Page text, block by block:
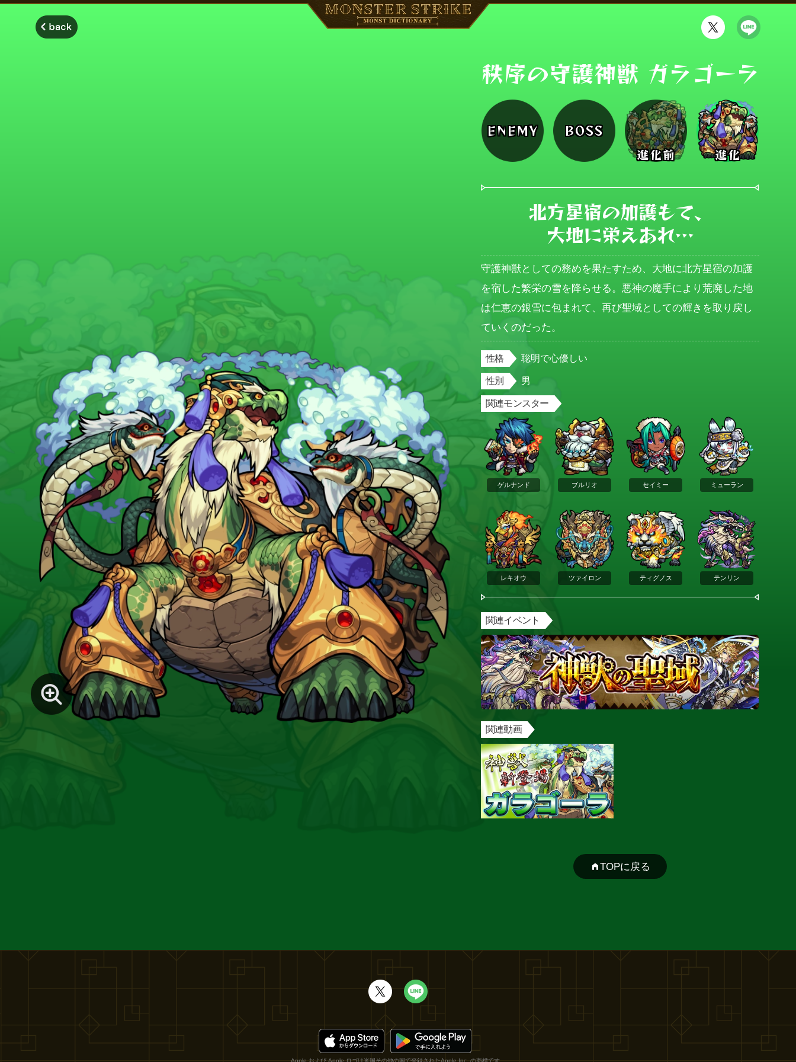
モンスターストライク モンストディクショナリー
秩序の守護神獣 ガラゴーラ
ENEMY
BOSS
進化前
進化
北方星宿の加護もて、
大地に栄えあれ…
守護神獣としての務めを果たすため、大地に北方星宿の加護
を宿した繁栄の雪を降らせる。悪神の魔手により荒廃した地
は仁恵の銀雪に包まれて、再び聖域としての輝きを取り戻し
ていくのだった。
性格 聡明で心優しい
性別 男
関連モンスター
ゲルナンド ブルリオ セイミー ミューラン
レキオウ ツァイロン ティグノス テンリン
関連イベント
関連動画
TOPに戻る
Apple および Apple ロゴは米国その他の国で登録されたApple Inc. の商標です。